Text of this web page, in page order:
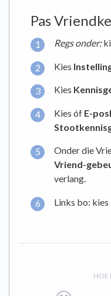
Pas
Regs onder:
Kies
Kies
Kies óf E-
Onder die
Vriend-
verlang.
Links bo: kies
HOE